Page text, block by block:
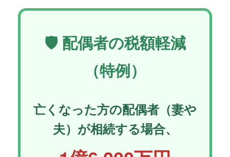
🛡️ 配偶者の税額軽減
（特例）
亡くなった方の配偶者（妻や
夫）が相続する場合、